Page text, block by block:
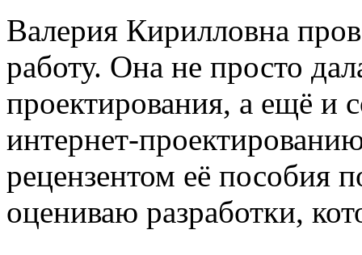
Валерия Кирилловна
работу. Она не просто
проектирования, а ещё и
интернет-
рецензентом её пособия
оцениваю разработки,